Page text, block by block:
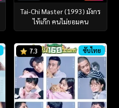
Tai-Chi Master (1993) มังกร
ไท้เก๊ก คนไม่ยอมคน
7.3 ซับไทย